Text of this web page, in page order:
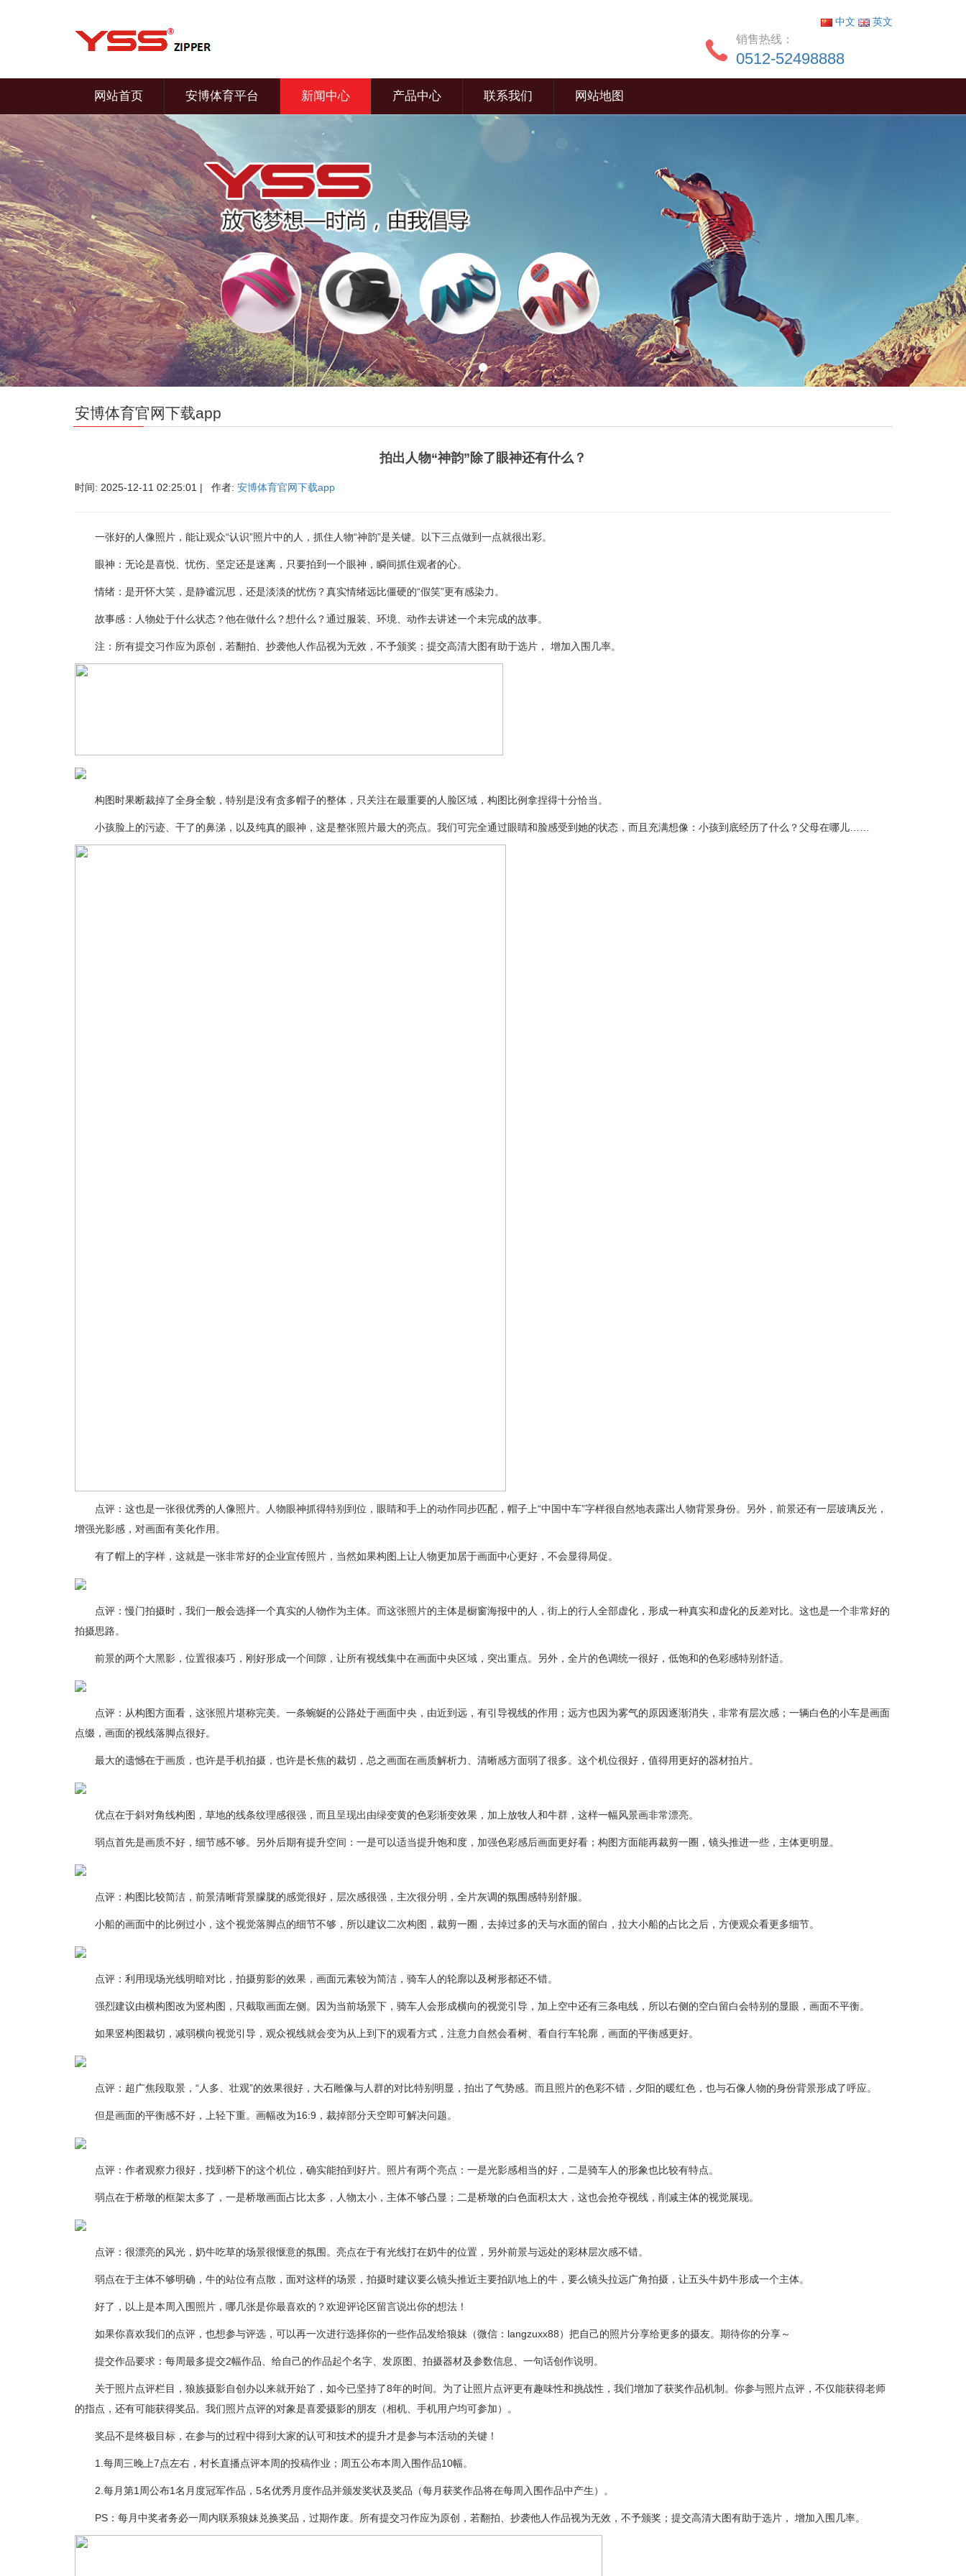
中文 英文
销售热线：
0512-52498888
网站首页 安博体育平台 新闻中心 产品中心 联系我们 网站地图
安博体育官网下载app
拍出人物“神韵”除了眼神还有什么？
时间: 2025-12-11 02:25:01 | 作者: 安博体育官网下载app
一张好的人像照片，能让观众“认识”照片中的人，抓住人物“神韵”是关键。以下三点做到一点就很出彩。
眼神：无论是喜悦、忧伤、坚定还是迷离，只要拍到一个眼神，瞬间抓住观者的心。
情绪：是开怀大笑，是静谧沉思，还是淡淡的忧伤？真实情绪远比僵硬的“假笑”更有感染力。
故事感：人物处于什么状态？他在做什么？想什么？通过服装、环境、动作去讲述一个未完成的故事。
注：所有提交习作应为原创，若翻拍、抄袭他人作品视为无效，不予颁奖；提交高清大图有助于选片， 增加入围几率。
构图时果断裁掉了全身全貌，特别是没有贪多帽子的整体，只关注在最重要的人脸区域，构图比例拿捏得十分恰当。
小孩脸上的污迹、干了的鼻涕，以及纯真的眼神，这是整张照片最大的亮点。我们可完全通过眼睛和脸感受到她的状态，而且充满想像：小孩到底经历了什么？父母在哪儿……
点评：这也是一张很优秀的人像照片。人物眼神抓得特别到位，眼睛和手上的动作同步匹配，帽子上“中国中车”字样很自然地表露出人物背景身份。另外，前景还有一层玻璃反光，
增强光影感，对画面有美化作用。
有了帽上的字样，这就是一张非常好的企业宣传照片，当然如果构图上让人物更加居于画面中心更好，不会显得局促。
点评：慢门拍摄时，我们一般会选择一个真实的人物作为主体。而这张照片的主体是橱窗海报中的人，街上的行人全部虚化，形成一种真实和虚化的反差对比。这也是一个非常好的
拍摄思路。
前景的两个大黑影，位置很凑巧，刚好形成一个间隙，让所有视线集中在画面中央区域，突出重点。另外，全片的色调统一很好，低饱和的色彩感特别舒适。
点评：从构图方面看，这张照片堪称完美。一条蜿蜒的公路处于画面中央，由近到远，有引导视线的作用；远方也因为雾气的原因逐渐消失，非常有层次感；一辆白色的小车是画面
点缀，画面的视线落脚点很好。
最大的遗憾在于画质，也许是手机拍摄，也许是长焦的裁切，总之画面在画质解析力、清晰感方面弱了很多。这个机位很好，值得用更好的器材拍片。
优点在于斜对角线构图，草地的线条纹理感很强，而且呈现出由绿变黄的色彩渐变效果，加上放牧人和牛群，这样一幅风景画非常漂亮。
弱点首先是画质不好，细节感不够。另外后期有提升空间：一是可以适当提升饱和度，加强色彩感后画面更好看；构图方面能再裁剪一圈，镜头推进一些，主体更明显。
点评：构图比较简洁，前景清晰背景朦胧的感觉很好，层次感很强，主次很分明，全片灰调的氛围感特别舒服。
小船的画面中的比例过小，这个视觉落脚点的细节不够，所以建议二次构图，裁剪一圈，去掉过多的天与水面的留白，拉大小船的占比之后，方便观众看更多细节。
点评：利用现场光线明暗对比，拍摄剪影的效果，画面元素较为简洁，骑车人的轮廓以及树形都还不错。
强烈建议由横构图改为竖构图，只截取画面左侧。因为当前场景下，骑车人会形成横向的视觉引导，加上空中还有三条电线，所以右侧的空白留白会特别的显眼，画面不平衡。
如果竖构图裁切，减弱横向视觉引导，观众视线就会变为从上到下的观看方式，注意力自然会看树、看自行车轮廓，画面的平衡感更好。
点评：超广焦段取景，“人多、壮观”的效果很好，大石雕像与人群的对比特别明显，拍出了气势感。而且照片的色彩不错，夕阳的暖红色，也与石像人物的身份背景形成了呼应。
但是画面的平衡感不好，上轻下重。画幅改为16:9，裁掉部分天空即可解决问题。
点评：作者观察力很好，找到桥下的这个机位，确实能拍到好片。照片有两个亮点：一是光影感相当的好，二是骑车人的形象也比较有特点。
弱点在于桥墩的框架太多了，一是桥墩画面占比太多，人物太小，主体不够凸显；二是桥墩的白色面积太大，这也会抢夺视线，削减主体的视觉展现。
点评：很漂亮的风光，奶牛吃草的场景很惬意的氛围。亮点在于有光线打在奶牛的位置，另外前景与远处的彩林层次感不错。
弱点在于主体不够明确，牛的站位有点散，面对这样的场景，拍摄时建议要么镜头推近主要拍趴地上的牛，要么镜头拉远广角拍摄，让五头牛奶牛形成一个主体。
好了，以上是本周入围照片，哪几张是你最喜欢的？欢迎评论区留言说出你的想法！
如果你喜欢我们的点评，也想参与评选，可以再一次进行选择你的一些作品发给狼妹（微信：langzuxx88）把自己的照片分享给更多的摄友。期待你的分享～
提交作品要求：每周最多提交2幅作品、给自己的作品起个名字、发原图、拍摄器材及参数信息、一句话创作说明。
关于照片点评栏目，狼族摄影自创办以来就开始了，如今已坚持了8年的时间。为了让照片点评更有趣味性和挑战性，我们增加了获奖作品机制。你参与照片点评，不仅能获得老师
的指点，还有可能获得奖品。我们照片点评的对象是喜爱摄影的朋友（相机、手机用户均可参加）。
奖品不是终极目标，在参与的过程中得到大家的认可和技术的提升才是参与本活动的关键！
1.每周三晚上7点左右，村长直播点评本周的投稿作业；周五公布本周入围作品10幅。
2.每月第1周公布1名月度冠军作品，5名优秀月度作品并颁发奖状及奖品（每月获奖作品将在每周入围作品中产生）。
PS：每月中奖者务必一周内联系狼妹兑换奖品，过期作废。所有提交习作应为原创，若翻拍、抄袭他人作品视为无效，不予颁奖；提交高清大图有助于选片， 增加入围几率。